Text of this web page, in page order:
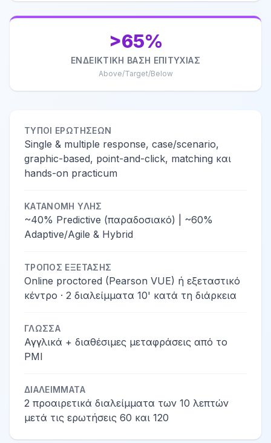
>65%
ΕΝΔΕΙΚΤΙΚΉ ΒΆΣΗ ΕΠΙΤΥΧΊΑΣ
Above/Target/Below
ΤΎΠΟΙ ΕΡΩΤΉΣΕΩΝ
Single & multiple response, case/scenario,
graphic-based, point-and-click, matching και
hands-on practicum
ΚΑΤΑΝΟΜΉ ΎΛΗΣ
~40% Predictive (παραδοσιακό) | ~60%
Adaptive/Agile & Hybrid
ΤΡΌΠΟΣ ΕΞΈΤΑΣΗΣ
Online proctored (Pearson VUE) ή εξεταστικό
κέντρο · 2 διαλείμματα 10' κατά τη διάρκεια
ΓΛΏΣΣΑ
Αγγλικά + διαθέσιμες μεταφράσεις από το
PMI
ΔΙΑΛΕΊΜΜΑΤΑ
2 προαιρετικά διαλείμματα των 10 λεπτών
μετά τις ερωτήσεις 60 και 120